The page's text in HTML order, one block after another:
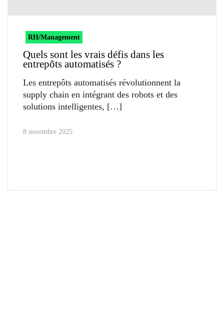
RH/Management
Quels sont les vrais défis dans les
entrepôts automatisés ?
Les entrepôts automatisés révolutionnent la
supply chain en intégrant des robots et des
solutions intelligentes,
8 novembre 2025